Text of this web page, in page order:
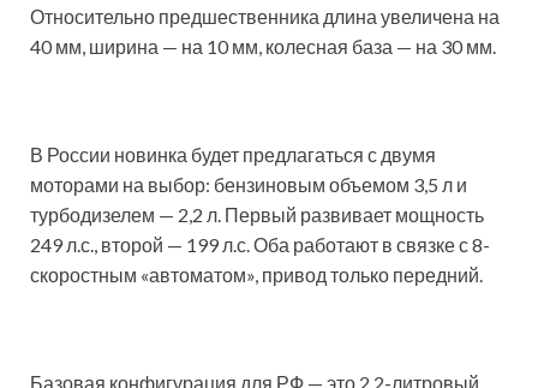
Относительно предшественника длина увеличена на
40 мм, ширина — на 10 мм, колесная база — на 30 мм.
В России новинка будет предлагаться с двумя
моторами на выбор: бензиновым объемом 3,5 л и
турбодизелем — 2,2 л. Первый развивает мощность
249 л.с., второй — 199 л.с. Оба работают в связке с 8-
скоростным «автоматом», привод только передний.
Базовая конфигурация для РФ — это 2,2-литровый